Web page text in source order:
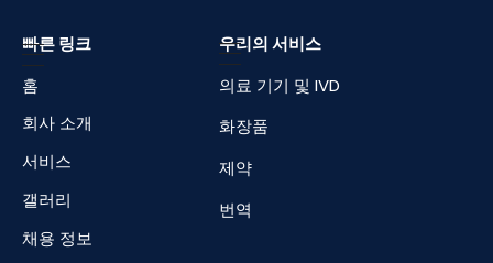
빠른 링크
홈
회사 소개
서비스
갤러리
채용 정보
우리의 서비스
의료 기기 및 IVD
화장품
제약
번역